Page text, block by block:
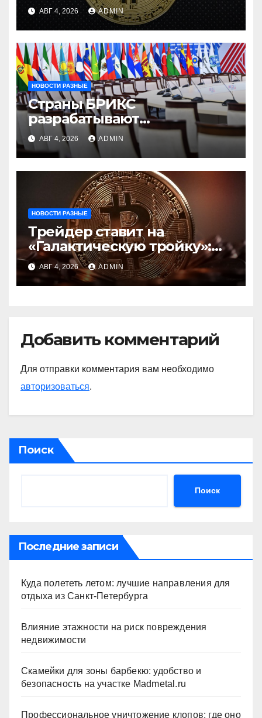
АВГ 4, 2026 ADMIN
НОВОСТИ РАЗНЫЕ
Страны БРИКС
разрабатывают
инфраструктуру на базе
цифровых валют
центробанков
АВГ 4, 2026 ADMIN
НОВОСТИ РАЗНЫЕ
Трейдер ставит на
«Галактическую тройку»:
Circle, Coinbase и ETH
АВГ 4, 2026 ADMIN
Добавить комментарий
Для отправки комментария вам необходимо
авторизоваться.
Поиск
Поиск
Последние записи
Куда полететь летом: лучшие направления для
отдыха из Санкт-Петербурга
Влияние этажности на риск повреждения
недвижимости
Скамейки для зоны барбекю: удобство и
безопасность на участке Madmetal.ru
Профессиональное уничтожение клопов: где оно